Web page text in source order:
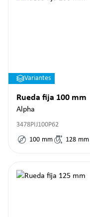
Variantes
Rueda fija 100 mm
Alpha
3478PIJ100P62
100 mm 128 mm